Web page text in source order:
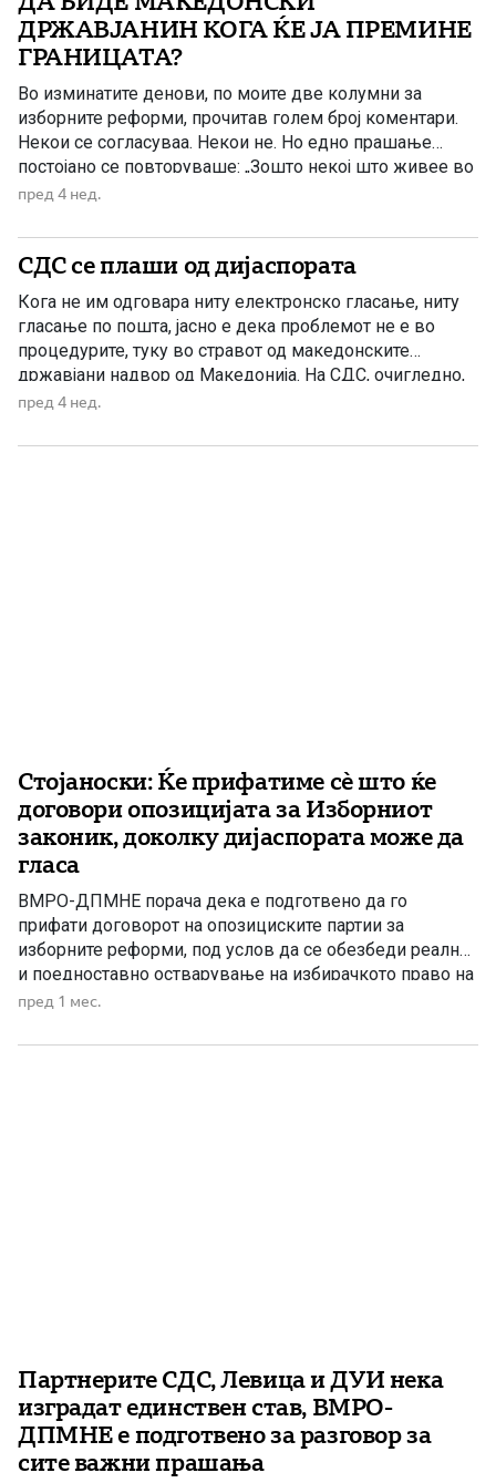
ДРЖАВЈАНИН КОГА ЌЕ ЈА ПРЕМИНЕ
ГРАНИЦАТА?
Во изминатите денови, по моите две колумни за
изборните реформи, прочитав голем број коментари.
Некои се согласуваа. Некои не. Но едно прашање
постојано се повторуваше: „Зошто некој што живее во
странство да одлучува за оние што живеат во
и јас да поставам едно. Дали Македонецот престанува
да биде […]
пред 4 нед.
СДС се плаши од дијаспората
Кога не им одговара ниту електронско гласање, ниту
гласање по пошта, јасно е дека проблемот не е во
процедурите, туку во стравот од македонските
државјани надвор од Македонија. На СДС, очигледно,
не им одговара електронско гласање. Сега не им
да им одговара ни гласање со лично присуство, […]
пред 4 нед.
Стојаноски: Ќе прифатиме сè што ќе
договори опозицијата за Изборниот
законик, доколку дијаспората може да
гласа
ВМРО-ДПМНЕ порача дека е подготвено да го
прифати договорот на опозициските партии за
изборните реформи, под услов да се обезбеди реално
и поедноставно остварување на избирачкото право на
македонските државјани во дијаспората. На
законик, по иницијатива на ВМРО-ДПМНЕ, повторно
пред 1 мес.
Партнерите СДС, Левица и ДУИ нека
изградат единствен став, ВМРО-
ДПМНЕ е подготвено за разговор за
сите важни прашања